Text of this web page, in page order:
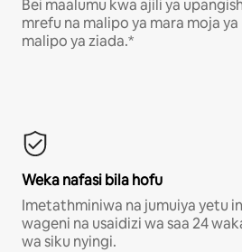
Bei maalumu kwa ajili ya
mrefu na malipo ya mara moja
malipo ya ziada.*
Weka nafasi bila hofu
Imetathminiwa na jumuiya yetu
wageni na usaidizi wa saa 24
wa siku nyingi.